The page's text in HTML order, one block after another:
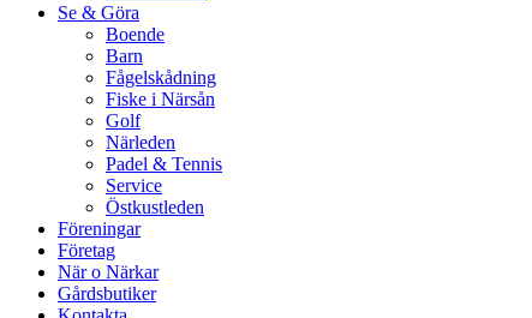
Se & Göra
Boende
Barn
Fågelskådning
Fiske i Närsån
Golf
Närleden
Padel & Tennis
Service
Östkustleden
Föreningar
Företag
När o Närkar
Gårdsbutiker